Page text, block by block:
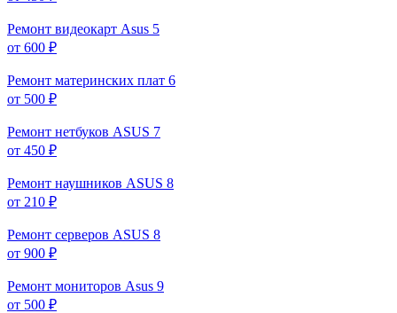
Ремонт видеокарт Asus 5
от 600 ₽
Ремонт материнских плат 6
от 500 ₽
Ремонт нетбуков ASUS 7
от 450 ₽
Ремонт наушников ASUS 8
от 210 ₽
Ремонт серверов ASUS 8
от 900 ₽
Ремонт мониторов Asus 9
от 500 ₽